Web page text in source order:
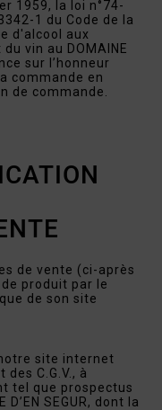
1959, la loi n°74-
1 du Code de la
d'alcool aux
vin au DOMAINE
sur l’honneur
commande en
de commande.
de vente (ci-après
produit par le
de son site
site internet
C.G.V., à
tel que prospectus
SEGUR, dont la